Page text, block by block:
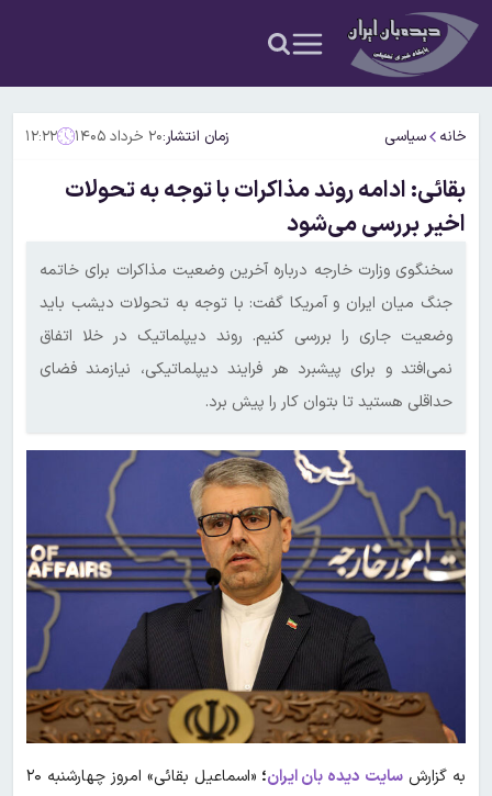
خانه سیاسی زمان انتشار:۲۰ خرداد ۱۴۰۵ ۱۲:۲۲
بقائی: ادامه روند مذاکرات با توجه به تحولات
اخیر بررسی می‌شود
سخنگوی وزارت خارجه درباره آخرین وضعیت مذاکرات برای خاتمه
جنگ میان ایران و آمریکا گفت: با توجه به تحولات دیشب باید
وضعیت جاری را بررسی کنیم. روند دیپلماتیک در خلا اتفاق
نمی‌افتد و برای پیشبرد هر فرایند دیپلماتیکی، نیازمند فضای
حداقلی هستید تا بتوان کار را پیش برد.
به گزارش سایت دیده بان ایران؛
«اسماعیل بقائی» امروز چهارشنبه ۲۰